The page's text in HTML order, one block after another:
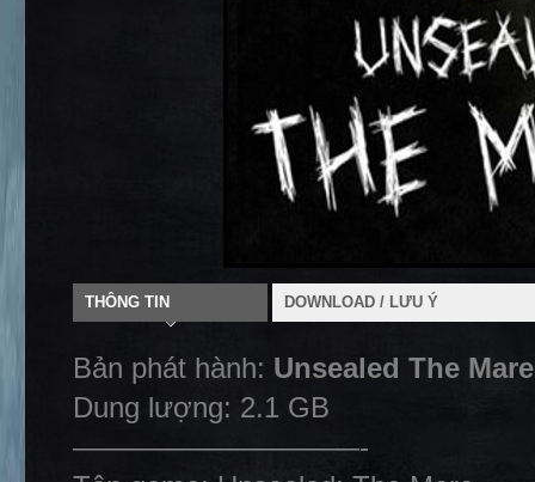
THÔNG TIN DOWNLOAD / LƯU Ý
Bản phát hành: Unsealed The
Dung lượng: 2.1 GB
——————————-